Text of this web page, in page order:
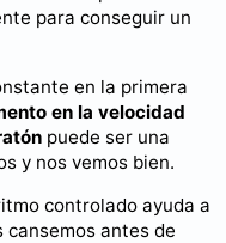
para conseguir un
en la primera
en la velocidad
puede ser una
y nos vemos bien.
controlado ayuda a
antes de